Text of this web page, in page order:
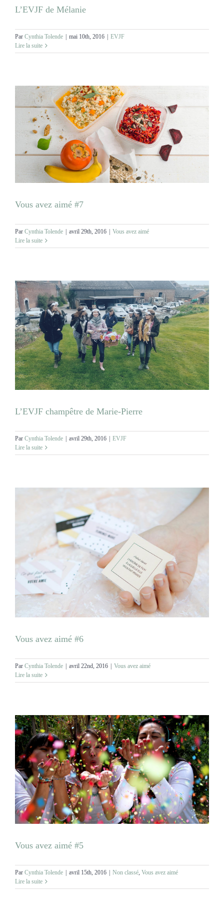
NOS ACTIVITES
CGV
L’EVJF de Mélanie
Par Cynthia Tolende | mai 10th, 2016 | EVJF
Lire la suite
Vous avez aimé #7
Par Cynthia Tolende | avril 29th, 2016 | Vous avez aimé
Lire la suite
L’EVJF champêtre de Marie-Pierre
Par Cynthia Tolende avril 29th, 2016
EVJF
Lire la suite
Vous avez aimé #6
Par Cynthia Tolende | avril 22nd, 2016 | Vous avez aimé
Lire la suite
Vous avez aimé #5
Par Cynthia Tolende avril 15th, 2016 Non classé, Vous avez aimé
Lire la suite